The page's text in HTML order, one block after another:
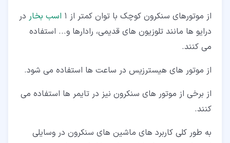
از موتورهای سنکرون کوچک با توان کمتر از 1
اسب بخار در
درایو ها مانند تلوزیون های قدیمی، رادارها و... استفاده
می کنند.
از موتور های هیسترزیس در ساعت ها استفاده می شود.
از برخی از موتور های سنکرون نیز در تایمر ها استفاده می
کنند.
به طور کلی کاربرد های ماشین های سنکرون در وسایلی